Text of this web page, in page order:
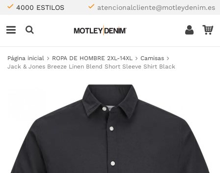
4000 ESTILOS atencionalcliente@motleydenim.es
Página inicial ROPA DE HOMBRE 2XL-14XL
Camisas
Jack & Jones Breeze Linen Blend Short Sleeve Shirt Black